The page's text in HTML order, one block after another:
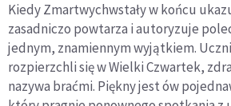
Kiedy Zmartwychwstały w końcu
zasadniczo powtarza i autoryzuje
jednym, znamiennym wyjątkiem.
rozpierzchli się w Wielki Czwartek,
nazywa braćmi. Piękny jest ów